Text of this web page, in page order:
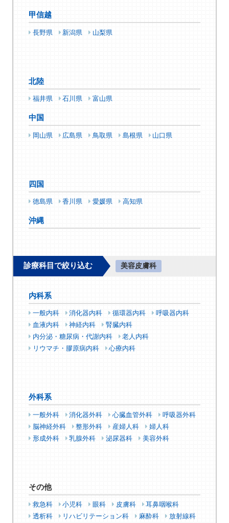
甲信越
長野県 新潟県 山梨県
北陸
福井県 石川県 富山県
中国
岡山県 広島県 鳥取県 島根県 山口県
四国
徳島県 香川県 愛媛県 高知県
沖縄
診療科目で絞り込む 美容皮膚科
内科系
一般内科 消化器内科 循環器内科
呼吸器内科
血液内科
神経内科
腎臓内科
内分泌・糖尿病・代謝内科
老人内科
リウマチ・膠原病内科
心療内科
外科系
一般外科 消化器外科 心臓血管外科
呼吸器外科
脳神経外科
整形外科 産婦人科
婦人科
形成外科
乳腺外科 泌尿器科 美容外科
その他
救急科 小児科 眼科 皮膚科
耳鼻咽喉科
透析科
リハビリテーション科 麻酔科 放射線科